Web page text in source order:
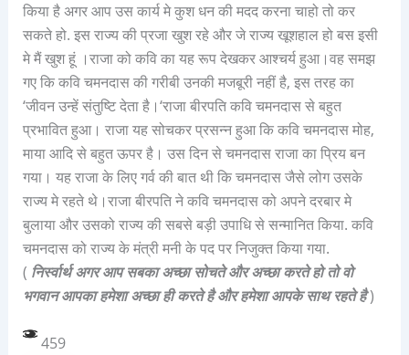
किया है अगर आप उस कार्य मे कुश धन की मदद करना चाहो तो कर
सकते हो. इस राज्य की प्रजा खुश रहे और जे राज्य खूशहाल हो बस इसी
मे मैं खुश हूं ।राजाकोकविकायहरूपदेखकरआश्चर्यहुआ।वहसमझ
गएकिकविचमनदासकीगरीबीउनकीमजबूरीनहींहै, इसतरहका
‘जीवनउन्हेंसंतुष्टिदेताहै।‘राजा बीरपति कविचमनदाससेबहुत
प्रभावितहुआ। राजायहसोचकरप्रसन्नहुआकिकविचमनदासमोह,
मायाआदिसेबहुतऊपरहै। उसदिनसेचमनदासराजाकाप्रियबन
गया। यहराजाकेलिएगर्वकीबात थीकिचमनदासजैसेलोगउसके
राज्यमेरहते थे।राजा बीरपति ने कवि चमनदास को अपने दरबार मे
बुलाया और उसको राज्य की सबसे बड़ी उपाधि से सन्मानित किया. कवि
चमनदास को राज्य के मंत्री मनी के पद पर निजुक्त किया गया.
( निर्स्वार्थ अगर आप सबका अच्छा सोचते और अच्छा करते हो तो वो
भगवान आपका हमेशा अच्छा ही करते है और हमेशा आपके साथ रहते है)
459